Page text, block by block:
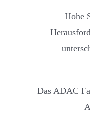
Hohe
Das ADAC